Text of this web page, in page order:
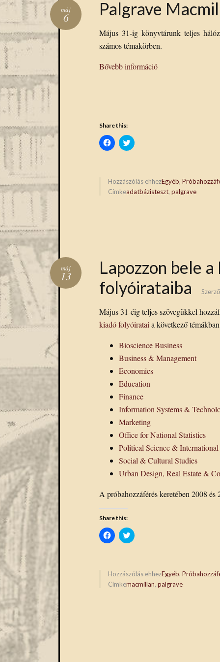
Palgrave
máj
6
Május 31-ig könyvtárunk teljes
számos témakörben.
Bővebb információ
Share this:
Click
to
in
new
window)
Click
to
in
new
window)
Hozzászólás ehhezEgyéb,
Címkeadatbázisteszt, palgrave
Lapozzon bele
folyóirataiba
máj
13
Május 31-éig teljes szövegükkel
kiadó folyóiratai a következő
Bioscience Business
Business & Management
Economics
Education
Finance
Information Systems &
Marketing
Office for National Statistics
Political Science & International
Social & Cultural Studies
Urban Design, Real Estate &
A próbahozzáférés keretében 2008
Share this:
Click
to
in
new
window)
Click
to
in
new
window)
Hozzászólás ehhezEgyéb,
Címkemacmillan, palgrave